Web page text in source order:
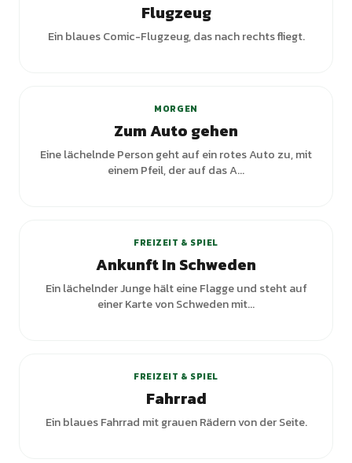
Flugzeug
Ein blaues Comic-Flugzeug, das nach rechts fliegt.
MORGEN
Zum Auto gehen
Eine lächelnde Person geht auf ein rotes Auto zu, mit
einem Pfeil, der auf das A...
FREIZEIT & SPIEL
Ankunft In Schweden
Ein lächelnder Junge hält eine Flagge und steht auf
einer Karte von Schweden mit...
FREIZEIT & SPIEL
Fahrrad
Ein blaues Fahrrad mit grauen Rädern von der Seite.